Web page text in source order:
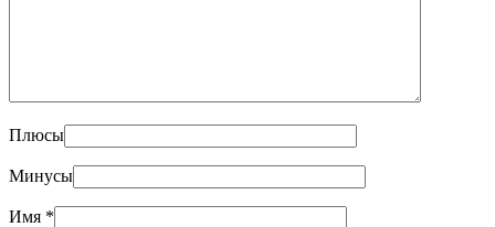
Плюсы
Минусы
Имя *